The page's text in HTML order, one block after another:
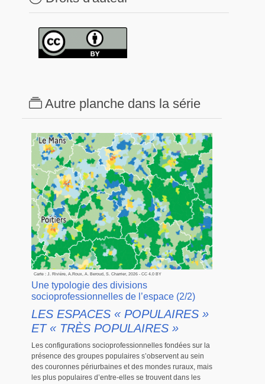
Autre planche dans la série
Carte : J. Rivière, A.Roux, A. Beroud, S. Charrier, 2026 - CC 4.0 BY
Une typologie des divisions
socioprofessionnelles de l’espace (2/2)
LES ESPACES « POPULAIRES »
ET « TRÈS POPULAIRES »
Les configurations socioprofessionnelles fondées sur la
présence des groupes populaires s’observent au sein
des couronnes périurbaines et des mondes ruraux, mais
les plus populaires d’entre-elles se trouvent dans les